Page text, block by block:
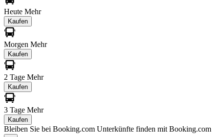
Heute Mehr
Kaufen
Morgen Mehr
Kaufen
2 Tage Mehr
Kaufen
3 Tage Mehr
Kaufen
Bleiben Sie bei Booking.com Unterkünfte finden mit Booking.com